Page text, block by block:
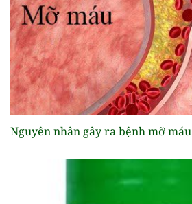
Nguyên nhân gây ra bệnh mỡ máu